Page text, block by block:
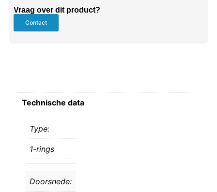
Vraag over dit product?
Contact
Technische data
Type:
1-rings
Doorsnede: